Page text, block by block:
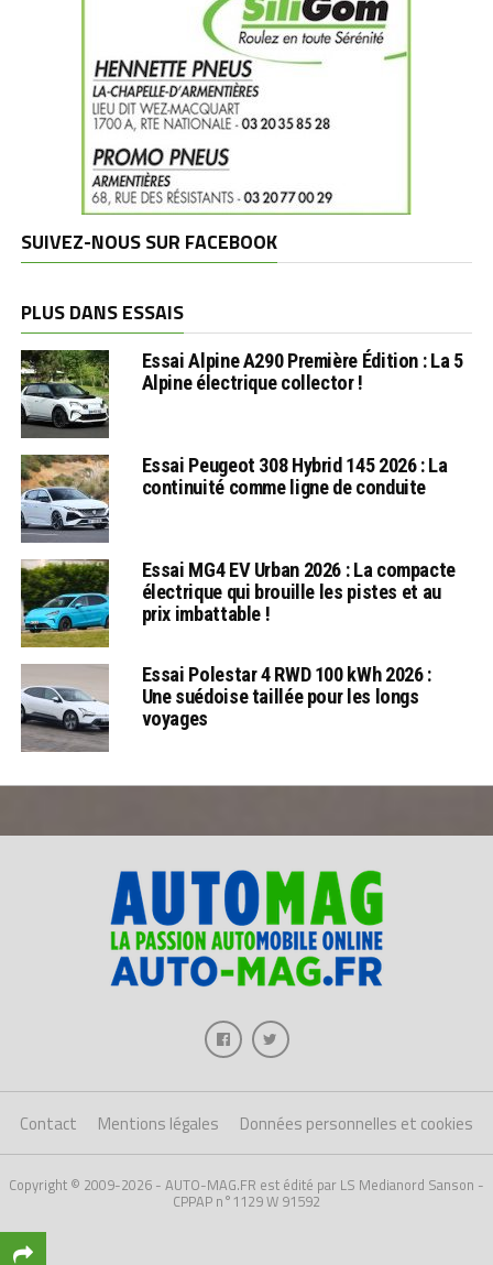
SUIVEZ-NOUS SUR FACEBOOK
PLUS DANS ESSAIS
Essai Alpine A290 Première Édition : La 5
Alpine électrique collector !
Essai Peugeot 308 Hybrid 145 2026 : La
continuité comme ligne de conduite
Essai MG4 EV Urban 2026 : La compacte
électrique qui brouille les pistes et au
prix imbattable !
Essai Polestar 4 RWD 100 kWh 2026 :
Une suédoise taillée pour les longs
voyages
Contact Mentions légales Données personnelles et cookies
Copyright © 2009-2026 - AUTO-MAG.FR est édité par LS Medianord Sanson -
CPPAP n°1129 W 91592